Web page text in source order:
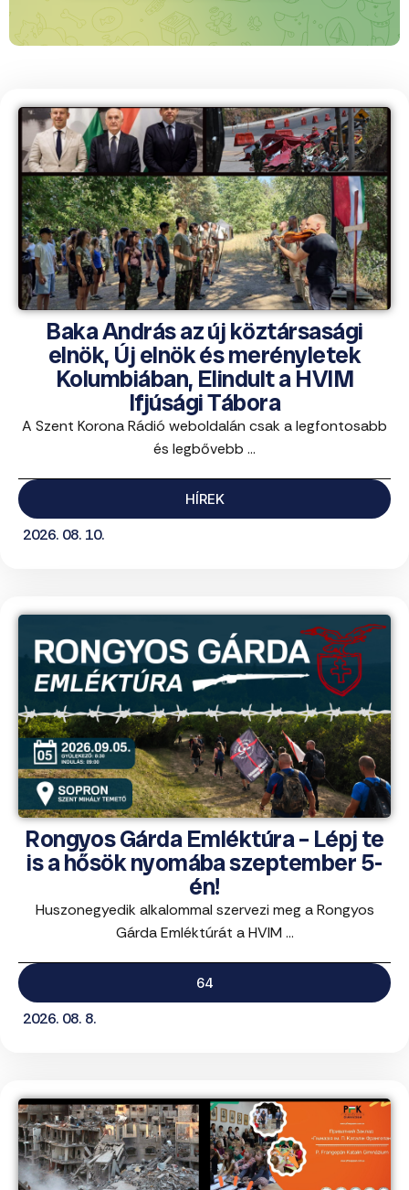
Baka András az új köztársasági
elnök, Új elnök és merényletek
Kolumbiában, Elindult a HVIM
Ifjúsági Tábora
A Szent Korona Rádió weboldalán csak a legfontosabb
és legbővebb ...
HÍREK
2026. 08. 10.
Rongyos Gárda Emléktúra – Lépj te
is a hősök nyomába szeptember 5-
én!
Huszonegyedik alkalommal szervezi meg a Rongyos
Gárda Emléktúrát a HVIM ...
64
2026. 08. 8.